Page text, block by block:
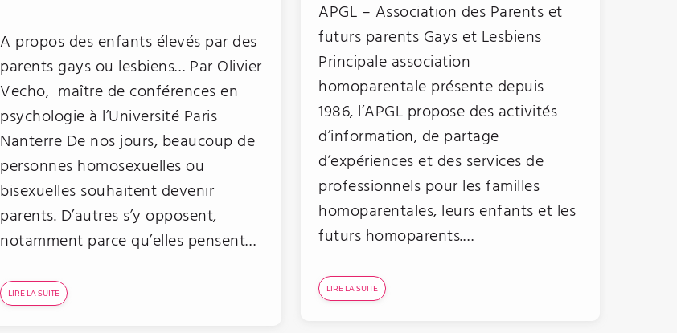
APGL – Association des Parents et
futurs parents Gays et Lesbiens
Principale association
homoparentale présente depuis
1986, l’APGL propose des activités
d’information, de partage
d’expériences et des services de
professionnels pour les familles
homoparentales, leurs enfants et les
futurs homoparents.…
LIRE LA SUITE
A propos des enfants élevés par des
parents gays ou lesbiens… Par Olivier
Vecho, maître de conférences en
psychologie à l’Université Paris
Nanterre De nos jours, beaucoup de
personnes homosexuelles ou
bisexuelles souhaitent devenir
parents. D’autres s’y opposent,
notamment parce qu’elles pensent…
LIRE LA SUITE